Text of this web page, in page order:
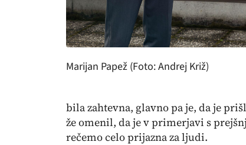
Marijan Papež (Foto: Andrej Križ)
bila zahtevna, glavno pa je, da je
že omenil, da je v primerjavi s
rečemo celoprijaznaza ljudi.